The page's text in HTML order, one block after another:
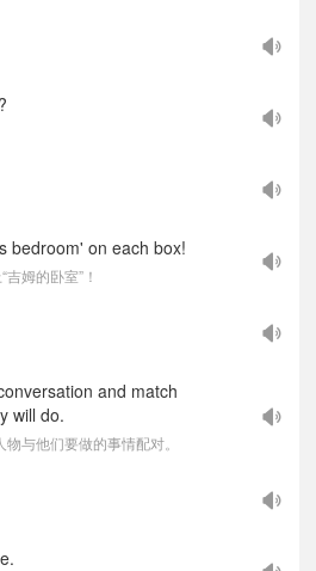
bedroom' on each box!
姆的卧室”！
and match
will do.
与他们要做的事情配对。